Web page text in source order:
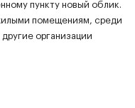
пункту новый облик.
помещениям, среди
организации